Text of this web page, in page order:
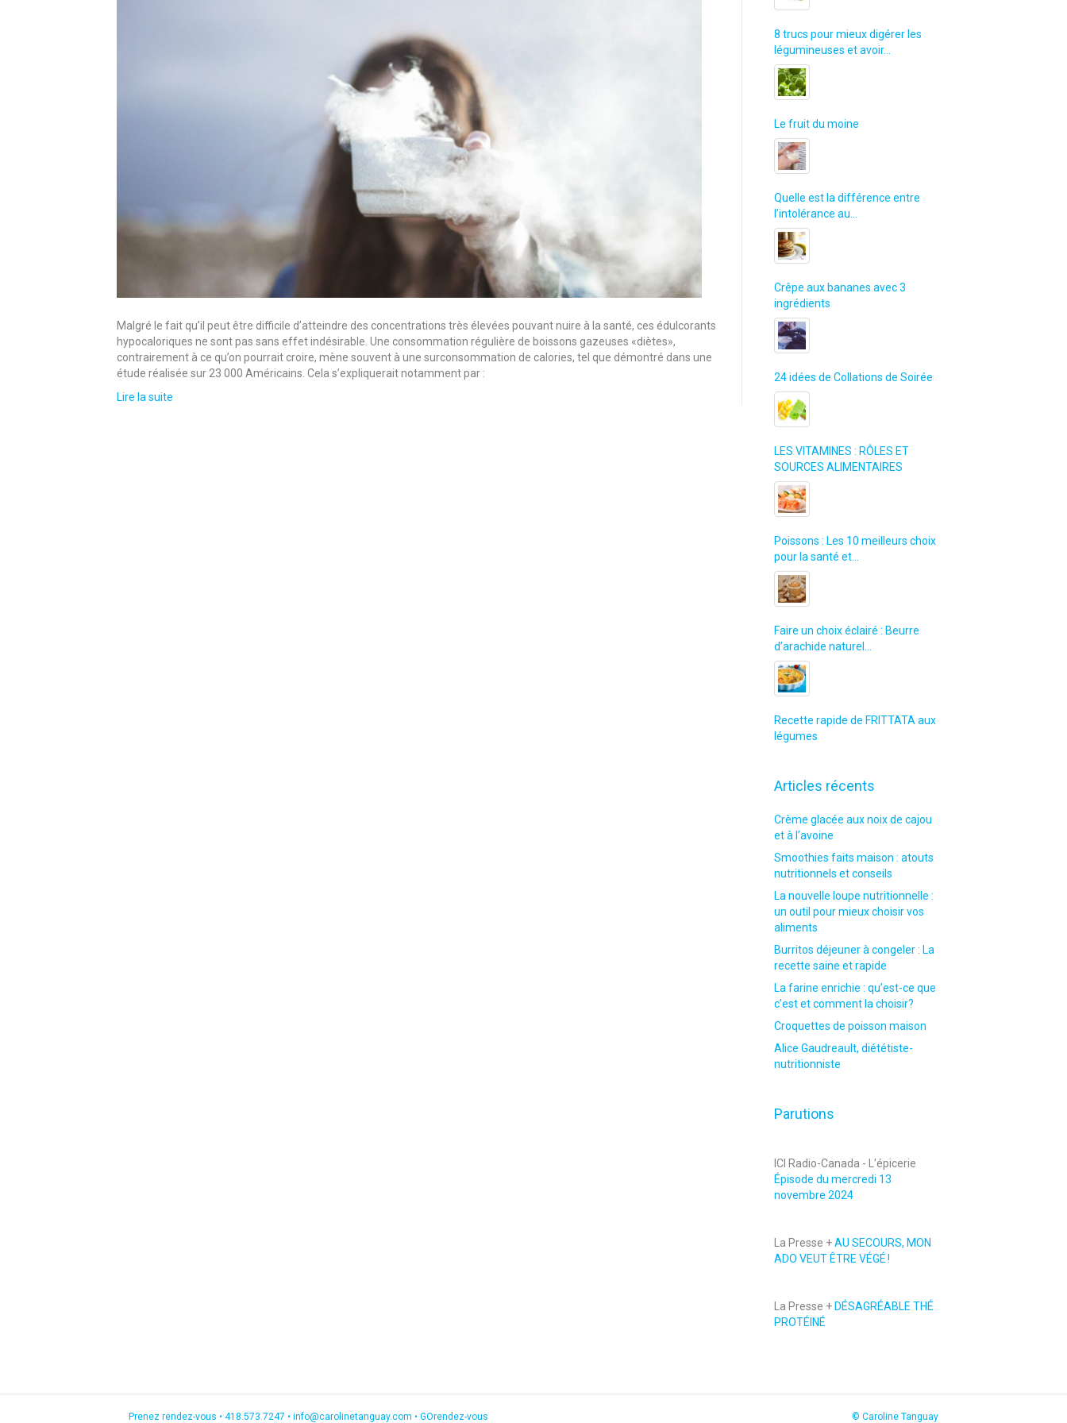
Malgré le fait qu’il peut être difficile d’atteindre des concentrations très élevées pouvant nuire à la santé, ces édulcorants
hypocaloriques ne sont pas sans effet indésirable. Une consommation régulière de boissons gazeuses «diètes»,
contrairement à ce qu’on pourrait croire, mène souvent à une surconsommation de calories, tel que démontré dans une
étude réalisée sur 23 000 Américains. Cela s’expliquerait notamment par :
Lire la suite
8 trucs pour mieux digérer les
légumineuses et avoir…
Le fruit du moine
Quelle est la différence entre
l’intolérance au…
Crêpe aux bananes avec 3
ingrédients
24 idées de Collations de Soirée
LES VITAMINES : RÔLES ET
SOURCES ALIMENTAIRES
Poissons : Les 10 meilleurs choix
pour la santé et…
Faire un choix éclairé : Beurre
d’arachide naturel…
Recette rapide de FRITTATA aux
légumes
Articles récents
Crème glacée aux noix de cajou
et à l’avoine
Smoothies faits maison : atouts
nutritionnels et conseils
La nouvelle loupe nutritionnelle :
un outil pour mieux choisir vos
aliments
Burritos déjeuner à congeler : La
recette saine et rapide
La farine enrichie : qu’est-ce que
c’est et comment la choisir?
Croquettes de poisson maison
Alice Gaudreault, diététiste-
nutritionniste
Parutions
ICI Radio-Canada - L'épicerie
Épisode du mercredi 13
novembre 2024
La Presse +AU SECOURS, MON
ADO VEUT ÊTRE VÉGÉ !
La Presse + DÉSAGRÉABLE THÉ
PROTÉINÉ
Prenez rendez-vous • 418.573.7247 • info@carolinetanguay.com • GOrendez-vous © Caroline Tanguay